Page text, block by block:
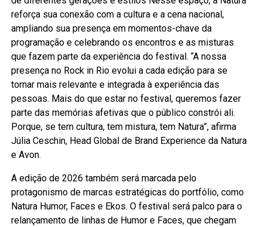
reforça sua conexão com a cultura e a cena nacional,
ampliando sua presença em momentos-chave da
programação e celebrando os encontros e as misturas
que fazem parte da experiência do festival. “A nossa
presença no Rock in Rio evolui a cada edição para se
tornar mais relevante e integrada à experiência das
pessoas. Mais do que estar no festival, queremos fazer
parte das memórias afetivas que o público constrói ali.
Porque, se tem cultura, tem mistura, tem Natura”, afirma
Júlia Ceschin, Head Global de Brand Experience da Natura
e Avon.
A edição de 2026 também será marcada pelo
protagonismo de marcas estratégicas do portfólio, como
Natura Humor, Faces e Ekos. O festival será palco para o
relançamento de linhas de Humor e Faces, que chegam